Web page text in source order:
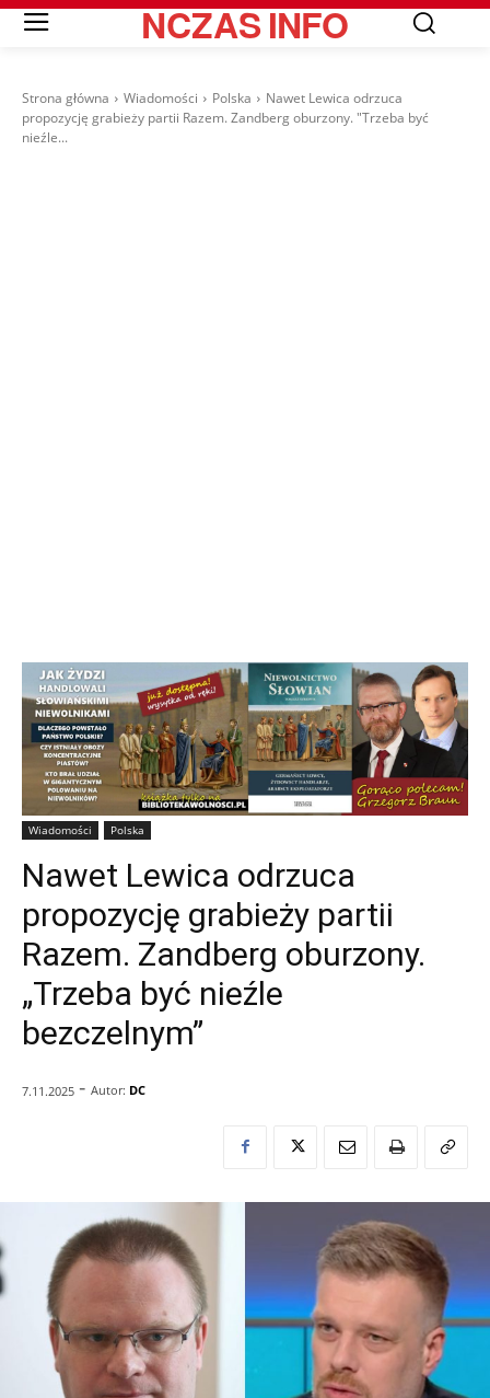
NCZASINFO
Strona główna Wiadomości Polska
Nawet Lewica odrzuca
propozycję grabieży partii Razem. Zandberg oburzony. "Trzeba być
nieźle...
Wiadomości Polska
Nawet Lewica odrzuca
propozycję grabieży partii
Razem. Zandberg oburzony.
„Trzeba być nieźle
bezczelnym”
7.11.2025 - Autor: DC